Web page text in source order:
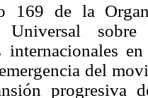
169 de la
Universal
internacionales
del
progresiva